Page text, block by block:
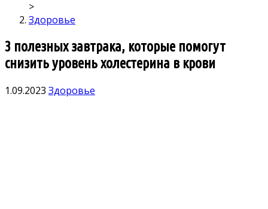
>
Здоровье
3 полезных завтрака, которые помогут
снизить уровень холестерина в крови
1.09.2023 Здоровье